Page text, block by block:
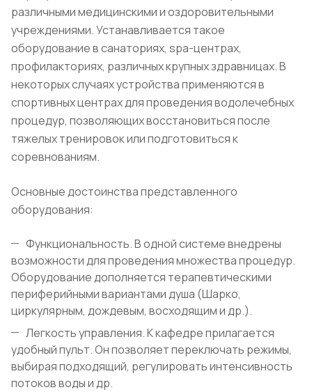
различными медицинскими и оздоровительными
учреждениями. Устанавливается такое
оборудование в санаториях, ѕра-центрах,
профилакториях, различных крупных здравницах. В
некоторых случаях устройства применяются в
спортивных центрах для проведения водолечебных
процедур, позволяющих восстановиться после
тяжелых тренировок или подготовиться к
соревнованиям.
Основные достоинства представленного
оборудования:
Функциональность. В одной системе внедрены
возможности для проведения множества процедур.
Оборудование дополняется терапевтическими
периферийными вариантами душа (Шарко,
циркулярным, дождевым, восходящим и др.).
Легкость управления. К кафедре прилагается
удобный пульт. Он позволяет переключать режимы,
выбирая подходящий, регулировать интенсивность
потоков воды и др.